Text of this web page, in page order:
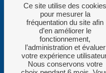
Inscrivez-vous
Ce site utilise des cookies
pour mesurer la
fréquentation du site afin
d’en améliorer le
fonctionnement,
l’administration et évaluer
votre expérience
Nous conservons votre